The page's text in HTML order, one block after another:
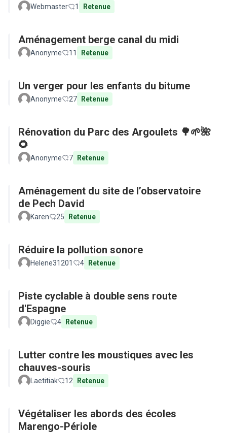
Webmaster 1 Retenue
Aménagement berge canal du midi
Anonyme 11 Retenue
Un verger pour les enfants du bitume
Anonyme 27 Retenue
Rénovation du Parc des Argoulets 🌳🌱🌺
🌻
Anonyme 7 Retenue
Aménagement du site de l’observatoire
de Pech David
Karen 25 Retenue
Réduire la pollution sonore
Helene31201 4 Retenue
Piste cyclable à double sens route
d'Espagne
Diggie 4 Retenue
Lutter contre les moustiques avec les
chauves-souris
Laetitiak 12 Retenue
Végétaliser les abords des écoles
Marengo-Périole